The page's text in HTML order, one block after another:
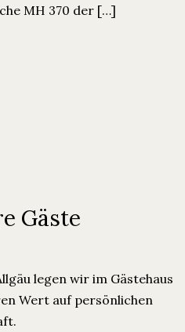
MH 370 der […]
Gäste
legen wir im Gästehaus
Wert auf persönlichen